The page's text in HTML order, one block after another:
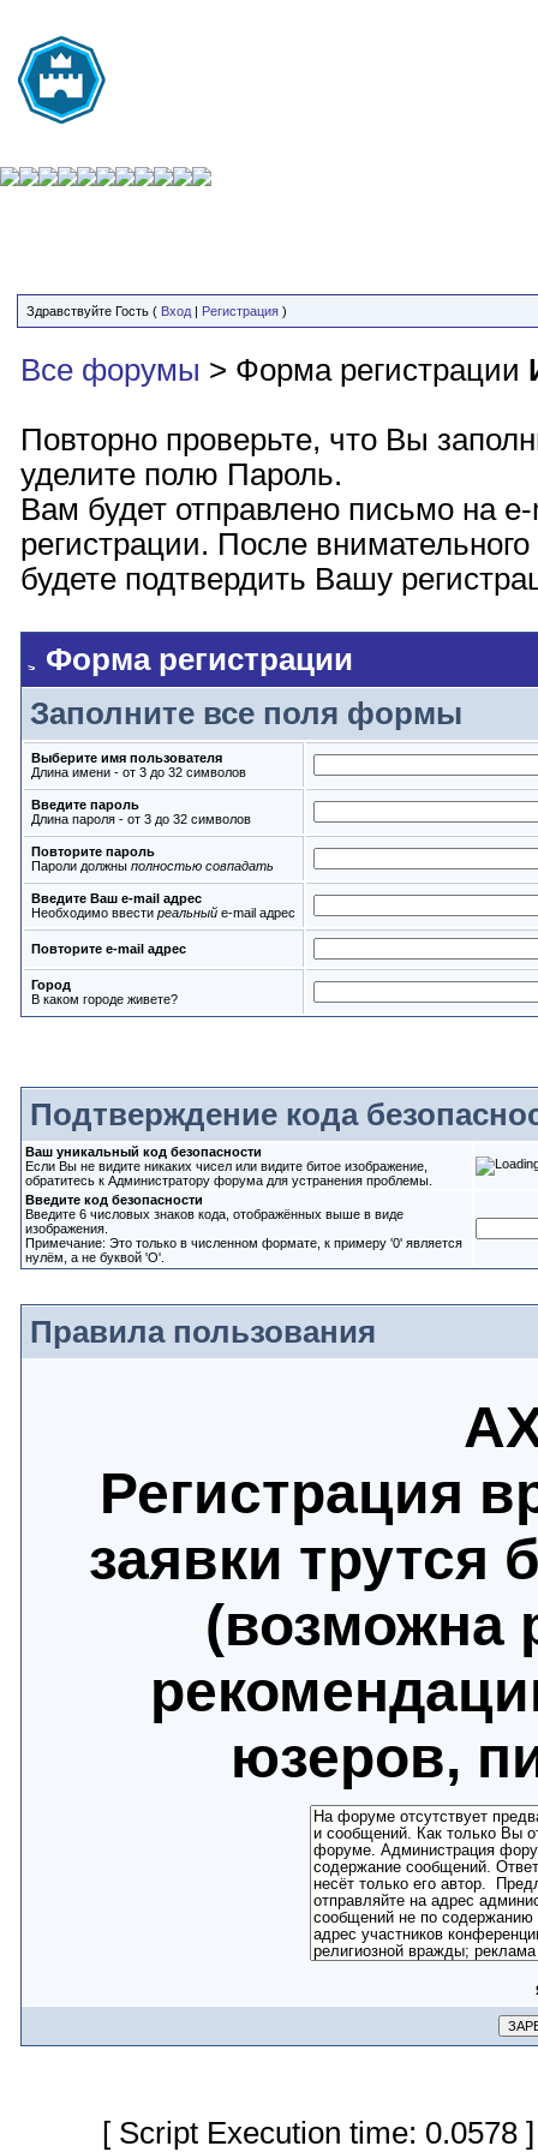
Здравствуйте Гость ( Вход | Регистрация )
Все форумы > Форма регистрации
Повторно проверьте, что Вы
уделите полю Пароль.
Вам будет отправлено письмо на
регистрации. После
будете подтвердить Вашу
Форма регистрации
Заполните все поля формы
Выберите имя пользователя
Длина имени - от 3 до 32 символов
Введите пароль
Длина пароля - от 3 до 32 символов
Повторите пароль
Пароли должны полностью совпадать
Введите Ваш e-mail адрес
Необходимо ввести реальный e-mail адрес
Повторите e-mail адрес
Город
В каком городе живете?
Подтверждение кода
Ваш уникальный код безопасности
Если Вы не видите никаких чисел или видите битое изображение,
обратитесь к Администратору форума для устранения проблемы.
Введите код безопасности
Введите 6 числовых знаков кода, отображённых выше в виде
изображения.
Примечание: Это только в численном формате, к примеру '0' является
нулём, а не буквой 'O'.
Правила пользования
Регистрация
заявки трутся
(возможна
юзеров,
[ Script Execution time: